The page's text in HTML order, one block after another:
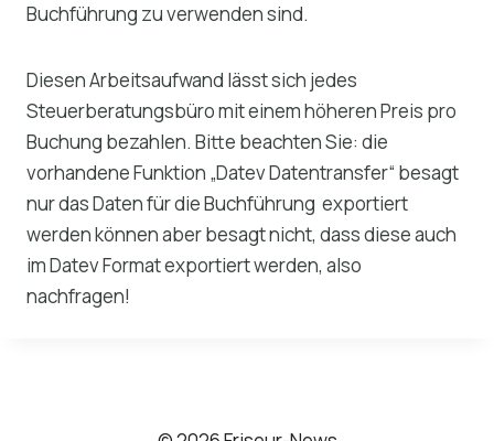
Buchführung zu verwenden sind.
Diesen Arbeitsaufwand lässt sich jedes
Steuerberatungsbüro mit einem höheren Preis pro
Buchung bezahlen. Bitte beachten Sie: die
vorhandene Funktion „Datev Datentransfer“ besagt
nur das Daten für die Buchführung exportiert
werden können aber besagt nicht, dass diese auch
im Datev Format exportiert werden, also
nachfragen!